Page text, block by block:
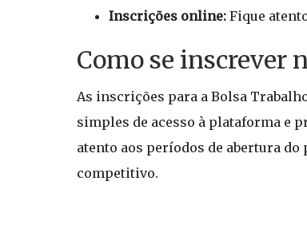
Inscrições online: Fique
Como se inscrever
As inscrições para a Bolsa
simples de acesso à plataforma e
atento aos períodos de abertura
competitivo.